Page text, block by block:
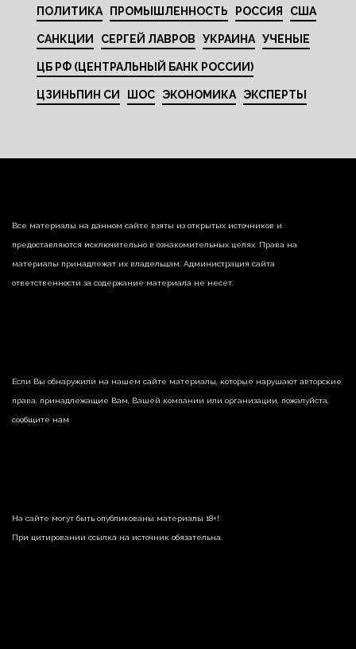
ПОЛИТИКА ПРОМЫШЛЕННОСТЬ РОССИЯ США
САНКЦИИ СЕРГЕЙ ЛАВРОВ УКРАИНА УЧЕНЫЕ
ЦБ РФ (ЦЕНТРАЛЬНЫЙ БАНК РОССИИ)
ЦЗИНЬПИН СИ ШОС ЭКОНОМИКА ЭКСПЕРТЫ
Все материалы на данном сайте взяты из открытых источников и
предоставляются исключительно в ознакомительных целях. Права на
материалы принадлежат их владельцам. Администрация сайта
ответственности за содержание материала не несет.
Если Вы обнаружили на нашем сайте материалы, которые нарушают авторские
права, принадлежащие Вам, Вашей компании или организации, пожалуйста,
сообщите нам.
На сайте могут быть опубликованы материалы 18+!
При цитировании ссылка на источник обязательна.